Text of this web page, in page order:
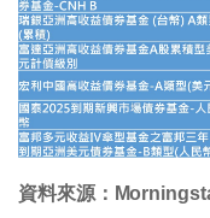
資料來源：